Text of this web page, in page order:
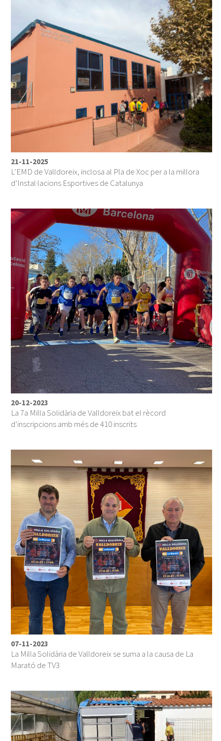
21-11-2025
L’EMD de Valldoreix, inclosa al Pla de Xoc per a la millora
d’Instal·lacions Esportives de Catalunya
20-12-2023
La 7a Milla Solidària de Valldoreix bat el rècord
d’inscripcions amb més de 410 inscrits
07-11-2023
La Milla Solidària de Valldoreix se suma a la causa de La
Marató de TV3